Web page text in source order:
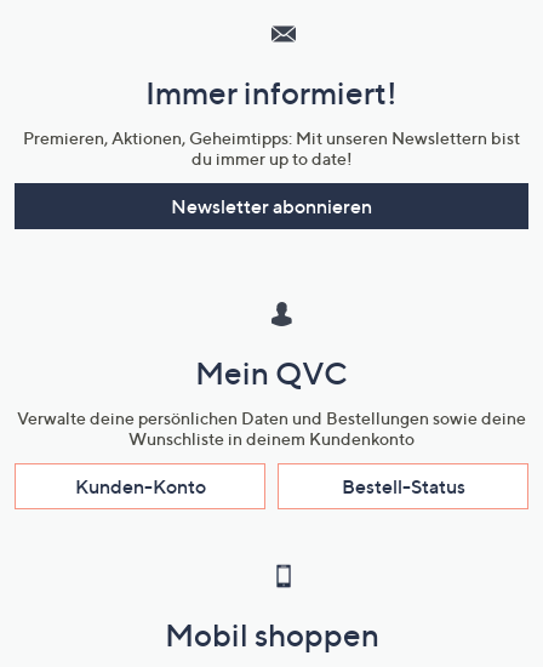
Unternehmensinformationen
Immer informiert!
Premieren, Aktionen, Geheimtipps: Mit unseren Newslettern bist
du immer up to date!
Newsletter abonnieren
Mein QVC
Verwalte deine persönlichen Daten und Bestellungen sowie deine
Wunschliste in deinem Kundenkonto
Kunden-Konto Bestell-Status
Mobil shoppen